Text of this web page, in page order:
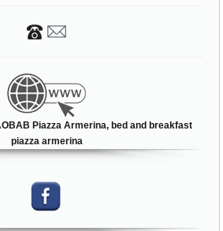
Piazza Armerina, bed and breakfast
piazza armerina